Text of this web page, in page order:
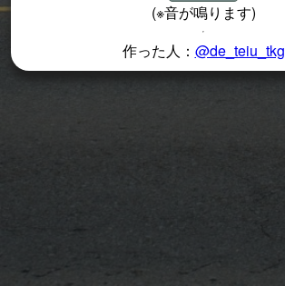
(※音が鳴ります)
作った人： @de_teiu_tkg